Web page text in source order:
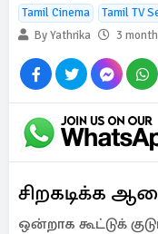
Tamil Cinema Tamil TV
By Yathrika
3
சிறகடிக்க
ஒன்றாக கூட்டுக்